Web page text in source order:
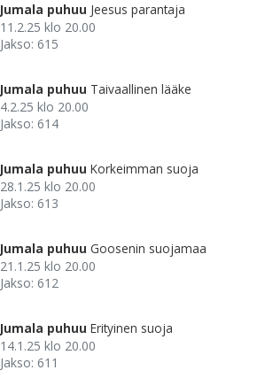
Jumala puhuu Jeesus parantaja
11.2.25 klo 20.00
Jakso: 615
Jumala puhuu Taivaallinen lääke
4.2.25 klo 20.00
Jakso: 614
Jumala puhuu Korkeimman suoja
28.1.25 klo 20.00
Jakso: 613
Jumala puhuu Goosenin suojamaa
21.1.25 klo 20.00
Jakso: 612
Jumala puhuu Erityinen suoja
14.1.25 klo 20.00
Jakso: 611